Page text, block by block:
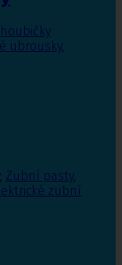
ubrousky,
, Zubní pasty,
zubní